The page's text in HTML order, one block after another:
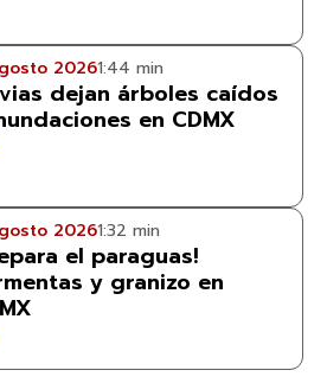
20261:44 min
dejan árboles caídos
en CDMX
20261:32 min
el paraguas!
y granizo en